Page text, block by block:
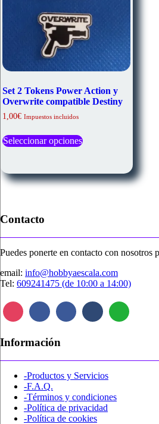
Set 2 Tokens Power Action y
Overwrite compatible Destiny
1,00€ Impuestos incluidos
Seleccionar opcionesproducto
variantes.
Las
en
la
página
de
producto
Contacto
Puedes ponerte en contacto con nosotros
email: info@hobbyaescala.com
Tel: 609241475 (de 10:00 a 14:00)
Información
-Productos y Servicios
-F.A.Q.
-Términos y condiciones
-Política de privacidad
-Política de cookies